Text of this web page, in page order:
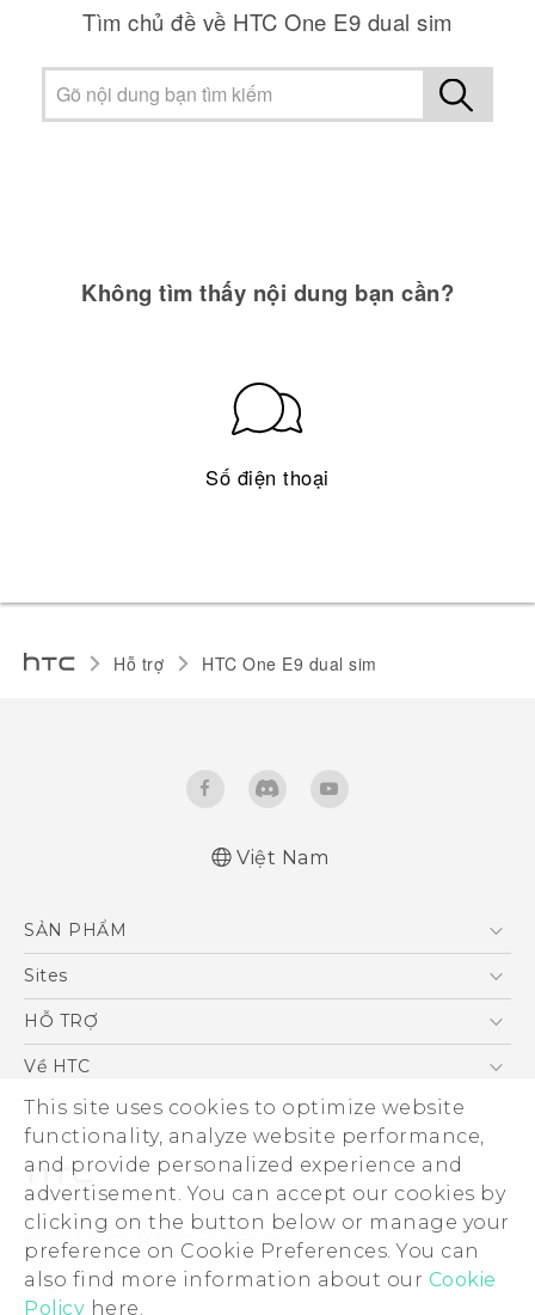
This site uses cookies to optimize website
functionality, analyze website performance,
and provide personalized experience and
advertisement. You can accept our cookies by
clicking on the button below or manage your
preference on Cookie Preferences. You can
also find more information about our Cookie
Policy here.
Tìm chủ đề về HTC One E9 dual sim
Không tìm thấy nội dung bạn cần?
Số điện thoại
Hỗ trợ HTC One E9 dual sim‎
Việt Nam
SẢN PHẨM
5G
Điện Thoại Thông Minh
VIVE
Sites
HTC Dev
HỖ TRỢ
Trung tâm hỗ trợ
Hỗ trợ bảo hành HTC
Về HTC
ESG
Nhà đầu tư
Làm việc tại HTC
Chính sách bảo mật
Bảo mật sản phẩm
Thông Tin Đấu Thầu
© 2011-2026 HTC Corporation
Legal Terms